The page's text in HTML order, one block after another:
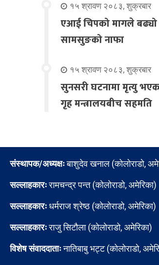
१५ श्रावण २०८३, शुक्रबार
एआई चिपको मागले बढ्यो
सामसुङको नाफा
१५ श्रावण २०८३, शुक्रबार
सुनसरी घटनामा मृत्यु
गृह मन्त्रालयबीच सहमति
संस्थापक/अध्यक्षःबाशुदेव खनाल (कोलोराडो,
सल्लाहकारःरामचन्द्र पन्त (कोलोराडो, अमेरिका)
सल्लाहकारःधर्मराज श्रेष्ठ (कोलोराडो, अमेरिका)
सल्लाहकारःराजु सिटौला (कोलोराडो, अमेरिका)
विशेष संवाददाताःनातिबाबु भट्ट (कोलोराडो,